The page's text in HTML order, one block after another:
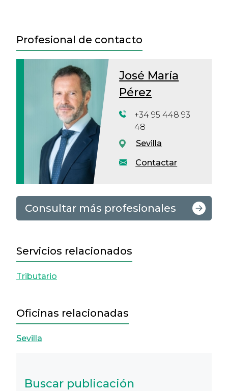
Profesional de contacto
José María
Pérez
Contactar
+34 95 448 93
48
Sevilla
Consultar más profesionales
Servicios relacionados
Tributario
Oficinas relacionadas
Sevilla
Buscar publicación